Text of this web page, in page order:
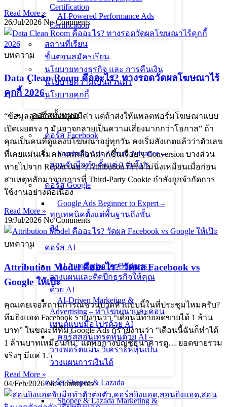
Certification
AI-Powered Performance Ads
Certification
สถานที่เรียน
ขั้นตอนสมัครเรียน
นโยบายทางธุรกิจ และ การคืนเงิน
นโยบายความเป็นส่วนตัว
นโยบายคุกกี้
คอร์สทั้งหมด
คอร์ส Facebook
Facebook Ads Zero to Advance –
สอนจับมือทำ ตั้งแต่ 0 จนโปร
คอร์ส Google
Google Ads Beginner to Expert –
ทุกเทคนิคตั้งแต่พื้นฐานถึงขั้น
สูง
คอร์ส AI
AI Automation for Business –
วางแผนและติดปีกธุรกิจให้คุณ
ด้วย AI
AI-Driven Marketing &
Advertising – ทำโฆษณาและคอน
เทนต์แบบมือโปรด้วย AI
คอร์สสอนเทรดหุ้นด้วย AI –
วางพอร์ตแม่น วิเคราะห์หุ้นเป็น
วางแผนการเงินได้
คอร์ส Shopee & Lazada
Shopee & Lazada Marketing &
Read More »
26/Jul/2026 No Comments
บทความ
Data Clean Room คืออะไร? ทางรอดวัดผลโฆษณาไร้
คุกกี้ 2026
“ข้อมูลลูกค้าของคุณมีค่า แต่ถ้าส่งให้แพลตฟอร์มโฆษณาแบบ
เปิดเผยตรง ๆ มันอาจกลายเป็นความเสี่ยงมากกว่าโอกาส” ถ้า
คุณเป็นคนที่ดูแลงบโฆษณาอยู่ทุกวัน คงเริ่มสังเกตแล้วว่าตัวเลข
ที่เคยแม่นเริ่มคลาดเคลื่อนมากขึ้นเรื่อย ๆ Conversion บางส่วน
หายไปจาก Report เฉย ๆ Attribution ก็เริ่มไม่นิ่งเหมือนเมื่อก่อน
สาเหตุหลักมาจากการที่ Third-Party Cookie กำลังถูกจำกัดการ
ใช้งานอย่างต่อเนื่อง
Read More »
19/Jul/2026 No Comments
บทความ
Attribution Model คืออะไร? วัดผล Facebook vs
Google ให้เป๊ะ
คุณเคยเจอสถานการณ์ชวนปวดหัวแบบนี้ในที่ประชุมไหมครับ?
ทีมยิงแอด Facebook รายงานว่า “เดือนนี้ทำยอดขายได้ 1 ล้าน
บาท” ในขณะที่ทีม Google Ads ก็รายงานว่า “เดือนนี้ฉันก็ทำได้
1 ล้านบาทเหมือนกัน” แต่พอกางบัญชีธนาคารดู… ยอดขายรวม
จริงๆ มีแค่ 1.5
Read More »
04/Feb/2026No Comments